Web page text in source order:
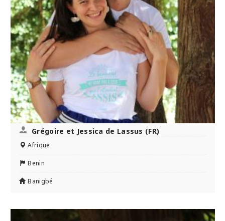
Grégoire et Jessica de Lassus (FR)
Afrique
Benin
Banigbé